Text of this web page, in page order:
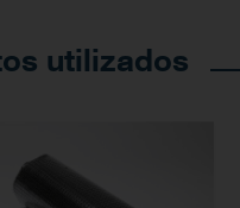
utilizados